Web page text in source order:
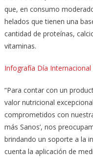
que, en consumo
helados que tienen una
cantidad de proteínas,
vitaminas.
Infografía Día Internacional
“Para contar con un
valor nutricional
comprometidos con
más Sanos’, nos
brindando un soporte a la
cuenta la aplicación de